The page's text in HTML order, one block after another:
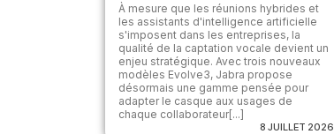
À mesure que les réunions hybrides et
les assistants d'intelligence artificielle
s'imposent dans les entreprises, la
qualité de la captation vocale devient un
enjeu stratégique. Avec trois nouveaux
modèles Evolve3, Jabra propose
désormais une gamme pensée pour
adapter le casque aux usages de
chaque collaborateur[...]
8 JUILLET 2026